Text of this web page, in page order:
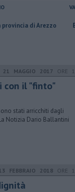
​Benzina,
21 MAGGIO 2017 ORE
con il "finto"
stati arricchiti dagli
Notizia Dario Ballantini
FEBBRAIO 2018 ORE